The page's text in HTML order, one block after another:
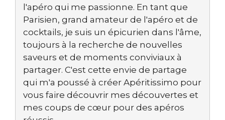
l'apéro qui me passionne. En tant que
Parisien, grand amateur de l'apéro et de
cocktails, je suis un épicurien dans l'âme,
toujours à la recherche de nouvelles
saveurs et de moments conviviaux à
partager. C'est cette envie de partage
qui m'a poussé à créer Apéritissimo pour
vous faire découvrir mes découvertes et
mes coups de cœur pour des apéros